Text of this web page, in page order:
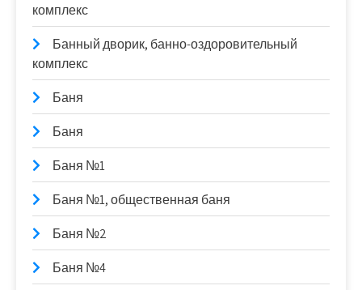
комплекс
Банный дворик, банно-оздоровительный
комплекс
Баня
Баня
Баня №1
Баня №1, общественная баня
Баня №2
Баня №4